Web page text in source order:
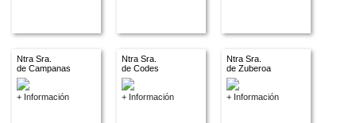
Ntra Sra.
de Campanas
+ Información
Ntra Sra.
de Codes
+ Información
Ntra Sra.
de Zuberoa
+ Información